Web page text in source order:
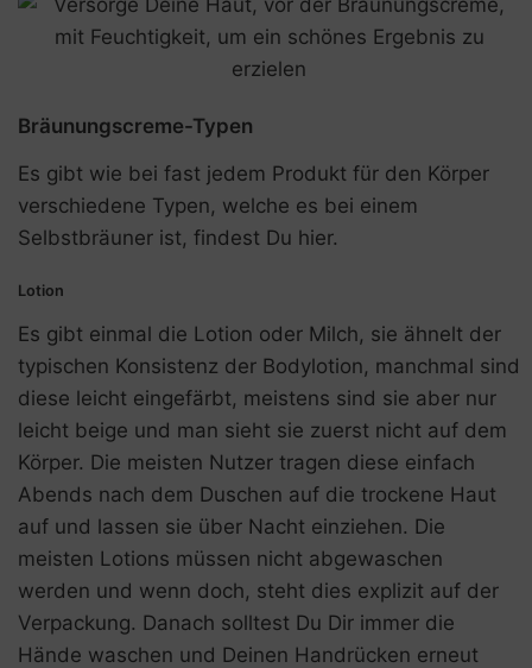
Bräunungscreme-Typen
Es gibt wie bei fast jedem Produkt für den Körper
verschiedene Typen, welche es bei einem
Selbstbräuner ist, findest Du hier.
Lotion
Es gibt einmal die Lotion oder Milch, sie ähnelt der
typischen Konsistenz der Bodylotion, manchmal sind
diese leicht eingefärbt, meistens sind sie aber nur
leicht beige und man sieht sie zuerst nicht auf dem
Körper. Die meisten Nutzer tragen diese einfach
Abends nach dem Duschen auf die trockene Haut
auf und lassen sie über Nacht einziehen. Die
meisten Lotions müssen nicht abgewaschen
werden und wenn doch, steht dies explizit auf der
Verpackung. Danach solltest Du Dir immer die
Hände waschen und Deinen Handrücken erneut